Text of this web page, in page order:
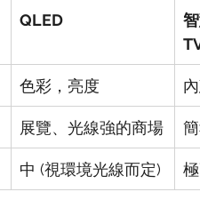
QLED
色彩，亮度
展覽、光線強的商場
中 (視環境光線而定)